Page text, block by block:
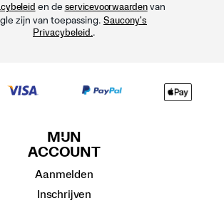
en de servicevoorwaardenvan
zijn van toepassing. Saucony's
Privacybeleid. .
MIJN
ACCOUNT
Aanmelden
Inschrijven